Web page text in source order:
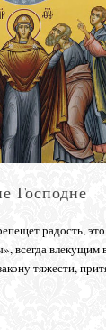
Господне
радость,
всегда влекущим
тяжести,